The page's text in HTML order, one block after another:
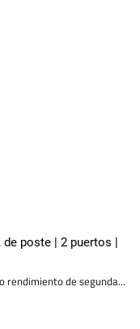
de poste | 2 puertos |
rendimiento de segunda...